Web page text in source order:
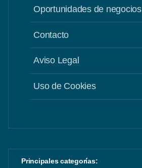
Oportunidades de negocios
Contacto
Aviso Legal
Uso de Cookies
Principales categorías: